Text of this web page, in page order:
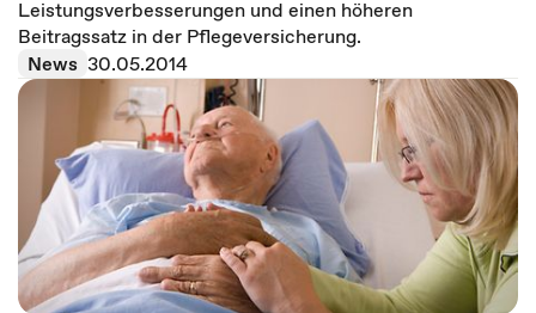
Leistungsverbesserungen und einen höheren
Beitragssatz in der Pflegeversicherung.
News 30.05.2014